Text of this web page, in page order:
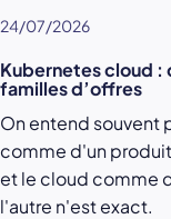
24/07/2026
Kubernetes cloud
familles d’offres
On entend souvent
comme d'un
et le cloud comme
l'autre n'est exact.